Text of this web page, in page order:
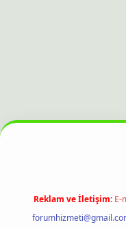
bahis sitesi
Reklam ve İletişim: E-